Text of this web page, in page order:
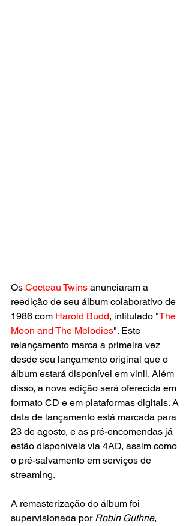
Os Cocteau Twins anunciaram a
reedição de seu álbum colaborativo de
1986 com Harold Budd, intitulado "The
Moon and The Melodies". Este
relançamento marca a primeira vez
desde seu lançamento original que o
álbum estará disponível em vinil. Além
disso, a nova edição será oferecida em
formato CD e em plataformas digitais. A
data de lançamento está marcada para
23 de agosto, e as pré-encomendas já
estão disponíveis via 4AD, assim como
o pré-salvamento em serviços de
streaming.
A remasterização do álbum foi
supervisionada por Robin Guthrie,